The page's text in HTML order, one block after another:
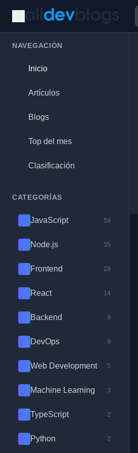
NAVEGACIÓN
Inicio
Artículos
Blogs
Top del mes
Clasificación
CATEGORÍAS
JavaScript 59
Node.js 35
Frontend 28
React 14
Backend 9
DevOps 9
Web Development 5
Machine Learning 3
TypeScript 2
Python 2